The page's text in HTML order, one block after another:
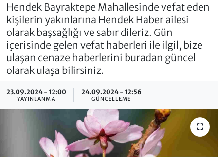
Hendek Bayraktepe Mahallesinde vefat eden
kişilerin yakınlarına Hendek Haber ailesi
olarak başsağlığı ve sabır dileriz. Gün
içerisinde gelen vefat haberleri ile ilgil, bize
ulaşan cenaze haberlerini buradan güncel
olarak ulaşa bilirsiniz.
23.09.2024 - 12:00
YAYINLANMA
24.09.2024 - 12:56
GÜNCELLEME
Vefat Edenler
Hendek Haber Reklam Servisi
Künye
İletişim
Son Dakika Haberleri
Haber Arşivi